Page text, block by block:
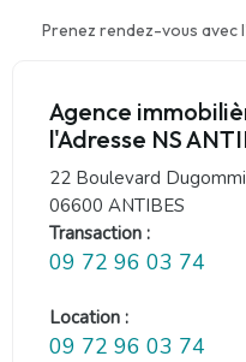
Prenez rendez-vous avec
Agence
l'Adresse NS
22 Boulevard
06600 ANTIBES
Transaction :
09 72 96 03 74
Location :
09 72 96 03 74